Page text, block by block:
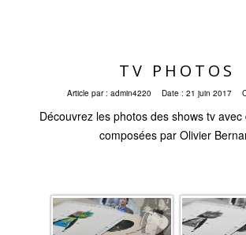
TV PHOTOS
Article par : admin4220 Date : 21 juin 2017
Découvrez les photos des shows tv
composées par Olivier